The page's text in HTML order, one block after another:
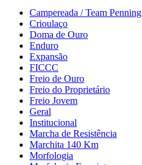
Campereada / Team Penning
Crioulaço
Doma de Ouro
Enduro
Expansão
FICCC
Freio de Ouro
Freio do Proprietário
Freio Jovem
Geral
Institucional
Marcha de Resistência
Marchita 140 Km
Morfologia